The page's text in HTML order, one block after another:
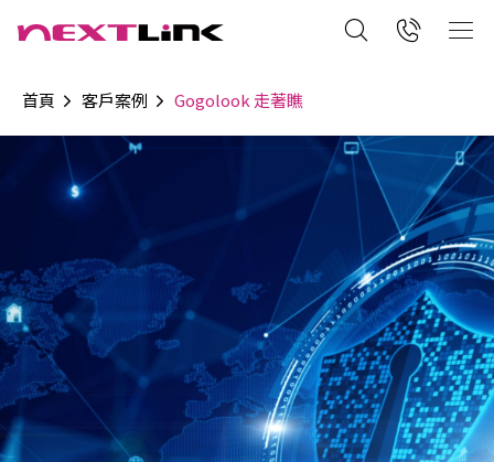
首頁 客戶案例 Gogolook 走著瞧